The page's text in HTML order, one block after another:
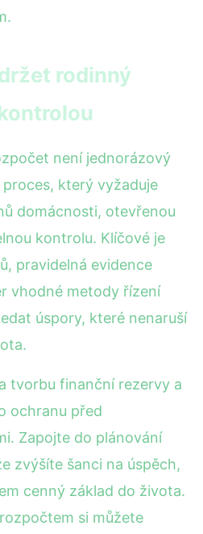
rodinný
není jednorázový
který vyžaduje
domácnosti, otevřenou
kontrolu. Klíčové je
pravidelná evidence
vhodné metody řízení
úspory, které nenaruší
tvorbu finanční rezervy a
ochranu před
Zapojte do plánování
zvýšíte šanci na úspěch,
cenný základ do života.
si můžete